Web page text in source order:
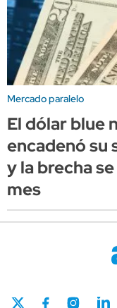
Mercado paralelo
El dólar blue
encadenó su
y la brecha
mes